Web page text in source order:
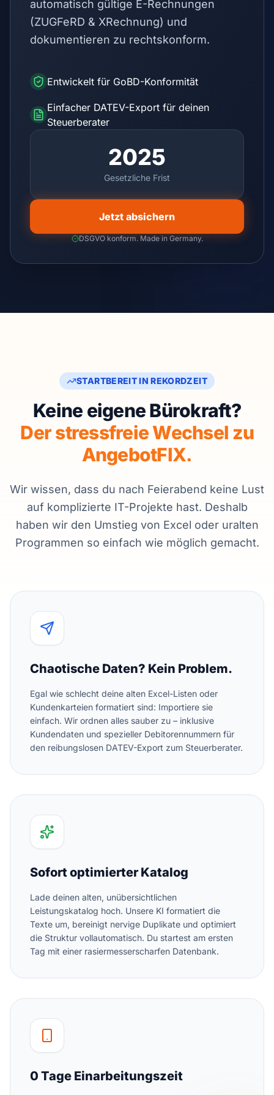
automatisch gültige E-Rechnungen
(ZUGFeRD & XRechnung) und
dokumentieren zu rechtskonform.
Entwickelt für GoBD-Konformität
Einfacher DATEV-Export für deinen
Steuerberater
2025
Gesetzliche Frist
Jetzt absichern
DSGVO konform. Made in Germany.
STARTBEREIT IN REKORDZEIT
Keine eigene Bürokraft?
Der stressfreie Wechsel zu
AngebotFIX.
Wir wissen, dass du nach Feierabend keine Lust
auf komplizierte IT-Projekte hast. Deshalb
haben wir den Umstieg von Excel oder uralten
Programmen so einfach wie möglich gemacht.
Chaotische Daten? Kein Problem.
Egal wie schlecht deine alten Excel-Listen oder
Kundenkarteien formatiert sind: Importiere sie
einfach. Wir ordnen alles sauber zu – inklusive
Kundendaten und spezieller Debitorennummern für
den reibungslosen DATEV-Export zum Steuerberater.
Sofort optimierter Katalog
Lade deinen alten, unübersichtlichen
Leistungskatalog hoch. Unsere KI formatiert die
Texte um, bereinigt nervige Duplikate und optimiert
die Struktur vollautomatisch. Du startest am ersten
Tag mit einer rasiermesserscharfen Datenbank.
0 Tage Einarbeitungszeit